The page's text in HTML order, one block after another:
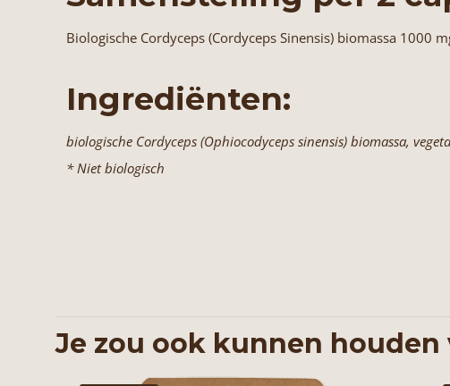
Biologische Cordyceps (Cordyceps Sinensis) biomassa 1000
Ingrediënten:
biologische Cordyceps (Ophiocodyceps sinensis) biomassa,
* Niet biologisch
Je zou ook kunnen houden